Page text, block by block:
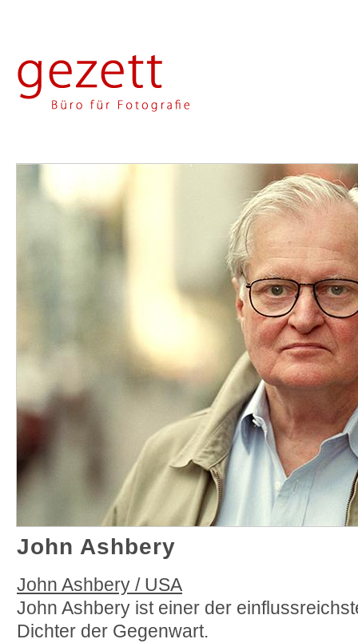
John Ashbery
John Ashbery / USA
John Ashbery ist einer der
Dichter der Gegenwart.